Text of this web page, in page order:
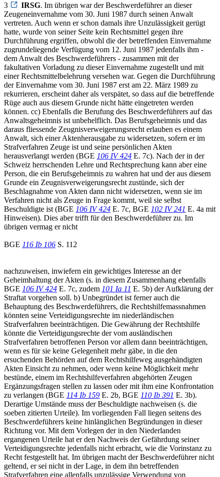
3
IRSG. Im übrigen war der Beschwerdeführer an dieser
Zeugeneinvernahme vom 30. Juni 1987 durch seinen Anwalt
vertreten. Auch wenn er schon damals ihre Unzulässigkeit gerügt
hatte, wurde von seiner Seite kein Rechtsmittel gegen ihre
Durchführung ergriffen, obwohl die der betreffenden Einvernahme
zugrundeliegende Verfügung vom 12. Juni 1987 jedenfalls ihm -
dem Anwalt des Beschwerdeführers - zusammen mit der
fakultativen Vorladung zu dieser Einvernahme zugestellt und mit
einer Rechtsmittelbelehrung versehen war. Gegen die Durchführung
der Einvernahme vom 30. Juni 1987 erst am 22. März 1989 zu
rekurrieren, erscheint daher als verspätet, so dass auf die betreffende
Rüge auch aus diesem Grunde nicht hätte eingetreten werden
können. cc) Ebenfalls die Berufung des Beschwerdeführers auf das
Anwaltsgeheimnis ist unbehelflich. Das Berufsgeheimnis und das
daraus fliessende Zeugnisverweigerungsrecht erlauben es einem
Anwalt, sich einer Aktenherausgabe zu widersetzen, sofern er im
Strafverfahren Zeuge ist und seine persönlichen Akten
herausverlangt werden (BGE 106 IV 424 E. 7c). Nach der in der
Schweiz herrschenden Lehre und Rechtsprechung kann aber eine
Person, die ein Berufsgeheimnis zu wahren hat und der aus diesem
Grunde ein Zeugnisverweigerungsrecht zustünde, sich der
Beschlagnahme von Akten dann nicht widersetzen, wenn sie im
Verfahren nicht als Zeuge in Frage kommt, weil sie selbst
Beschuldigte ist (BGE 106 IV 424 E. 7c, BGE 102 IV 241 E. 4a mit
Hinweisen). Dies aber trifft für den Beschwerdeführer zu. Im
übrigen vermag er nicht
BGE 116 Ib 106 S. 112
nachzuweisen, inwiefern ein gewichtiges Interesse an der
Geheimhaltung der Akten (s. in diesem Zusammenhang ebenfalls
BGE 106 IV 424 E. 7c, zudem 101 Ia 11 E. 5b) der Aufklärung der
Straftat vorgehen soll. b) Unbegründet ist ferner auch die
Behauptung des Beschwerdeführers, die Rechtshilfemassnahmen
könnten seine Verteidigungsrechte im niederländischen
Strafverfahren beeinträchtigen. Die Gewährung der Rechtshilfe
könnte die Verteidigungsrechte der vom ausländischen
Strafverfahren betroffenen Person vor allem dann beeinträchtigen,
wenn es für sie keine Gelegenheit mehr gäbe, in die den
ersuchenden Behörden auf dem Rechtshilfeweg ausgehändigten
Akten Einsicht zu nehmen, oder wenn keine Möglichkeit mehr
bestünde, einem im Rechtshilfeverfahren abgehörten Zeugen
Ergänzungsfragen stellen zu lassen oder mit ihm eine Konfrontation
zu verlangen (BGE 114 Ib 159 E. 2b, BGE 110 Ib 391 E. 3b).
Derartige Umstände muss der Beschuldigte nachweisen (s. die
soeben zitierten Urteile). Im vorliegenden Fall liegen seitens des
Beschwerdeführers keine hinlänglichen Begründungen in dieser
Richtung vor. Mit dem Vorlegen der in den Niederlanden
ergangenen Urteile hat er den Nachweis der Gefährdung seiner
Verteidigungsrechte jedenfalls nicht erbracht, wie die Vorinstanz zu
Recht festgestellt hat. Im übrigen macht der Beschwerdeführer nicht
geltend, er sei nicht in der Lage, in dem ihn betreffenden
Strafverfahren eine allenfalls unzulässige Verwendung von